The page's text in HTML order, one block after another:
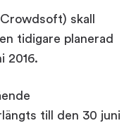
skall
tidigare planerad
2016.
till den 30 juni